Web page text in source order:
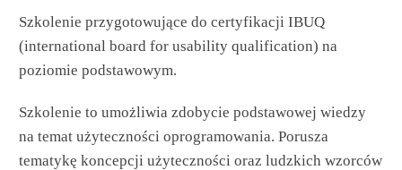
Szkolenie przygotowujące do certyfikacji IBUQ
(international board for usability qualification) na
poziomie podstawowym.
Szkolenie to umożliwia zdobycie podstawowej wiedzy
na temat użyteczności oprogramowania. Porusza
tematykę koncepcji użyteczności oraz ludzkich wzorców